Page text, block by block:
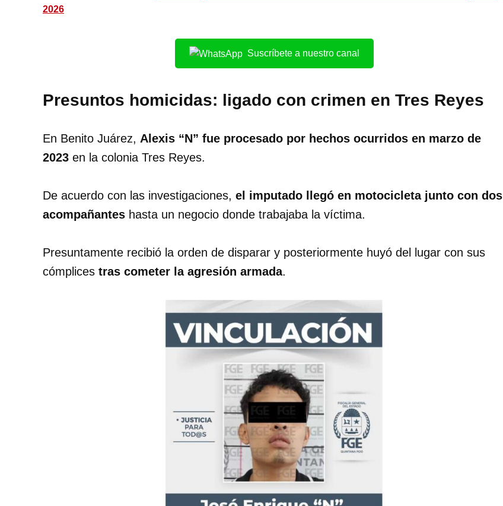
2026
Suscríbete a nuestro canal
Presuntos homicidas: ligado con crimen en Tres Reyes
En Benito Juárez, Alexis “N” fue procesado por hechos ocurridos en marzo de
2023 en la colonia Tres Reyes.
De acuerdo con las investigaciones, el imputado llegó en motocicleta junto con dos
acompañantes hasta un negocio donde trabajaba la víctima.
Presuntamente recibió la orden de disparar y posteriormente huyó del lugar con sus
cómplices tras cometer la agresión armada.